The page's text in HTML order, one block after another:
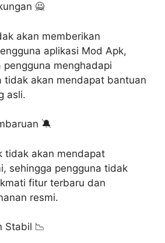
🙅
akan memberikan
aplikasi Mod Apk,
pengguna menghadapi
tidak akan mendapat bantuan
asli.
🔕
tidak akan mendapat
sehingga pengguna tidak
fitur terbaru dan
resmi.
Stabil 📉